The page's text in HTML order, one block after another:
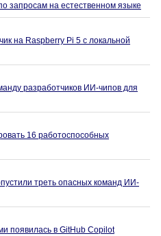
запросам на естественном языке
на Raspberry Pi 5 с локальной
разработчиков ИИ-чипов для
16 работоспособных
треть опасных команд ИИ-
появилась в GitHub Copilot